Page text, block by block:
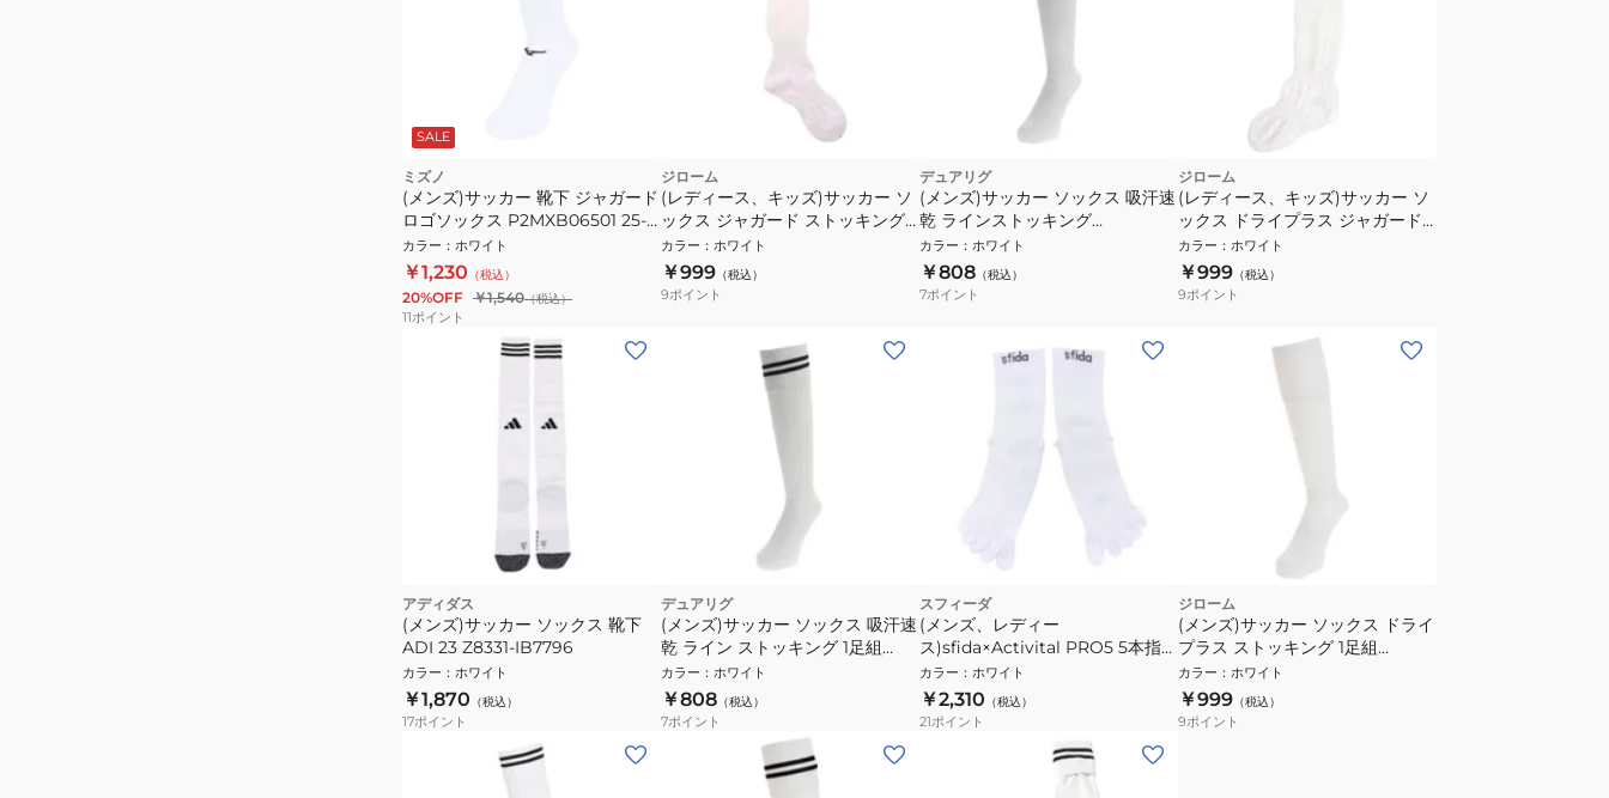
SALE
ミズノ
(メンズ)サッカー 靴下 ジャガード
ロゴソックス P2MXB06501 25-
27cm
カラー ： ホワイト
￥1,230 （税込）
20%OFF ￥1,540（税込）
11ポイント
ジローム
(レディース、キッズ)サッカー ソ
ックス ジャガード ストッキング
750GM9OK064 白 靴下
カラー ： ホワイト
￥999 （税込）
9ポイント
デュアリグ
(メンズ)サッカー ソックス 吸汗速
乾 ラインストッキング
750D3OK002-WHT-M 靴下
カラー ： ホワイト
￥808 （税込）
7ポイント
ジローム
(レディース、キッズ)サッカー ソ
ックス ドライプラス ジャガード
ストッキング 750GM9OK064 白
靴下
カラー ： ホワイト
￥999 （税込）
9ポイント
アディダス
(メンズ)サッカー ソックス 靴下
ADI 23 Z8331-IB7796
カラー ： ホワイト
￥1,870 （税込）
17ポイント
デュアリグ
(メンズ)サッカー ソックス 吸汗速
乾 ライン ストッキング 1足組
750D9OK002-WHT-M 白 靴下
カラー ： ホワイト
￥808 （税込）
7ポイント
スフィーダ
(メンズ、レディー
ス)sfida×Activital PRO5 5本指ソ
ックス XSF-SO03 WHT
カラー ： ホワイト
￥2,310 （税込）
21ポイント
ジローム
(メンズ)サッカー ソックス ドライ
プラス ストッキング 1足組
750GM9OK001-WHT-M 白 靴下
速乾
カラー ： ホワイト
￥999 （税込）
9ポイント